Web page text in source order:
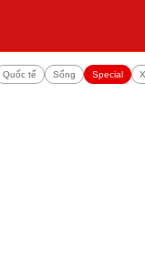
Quốc tế Sống Special